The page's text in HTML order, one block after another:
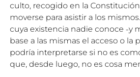
culto, recogido en la
moverse para asistir a los
cuya existencia nadie conoce ˗y
base a las mismas el acceso o
podría interpretarse si no es
que, desde luego, no es cosa